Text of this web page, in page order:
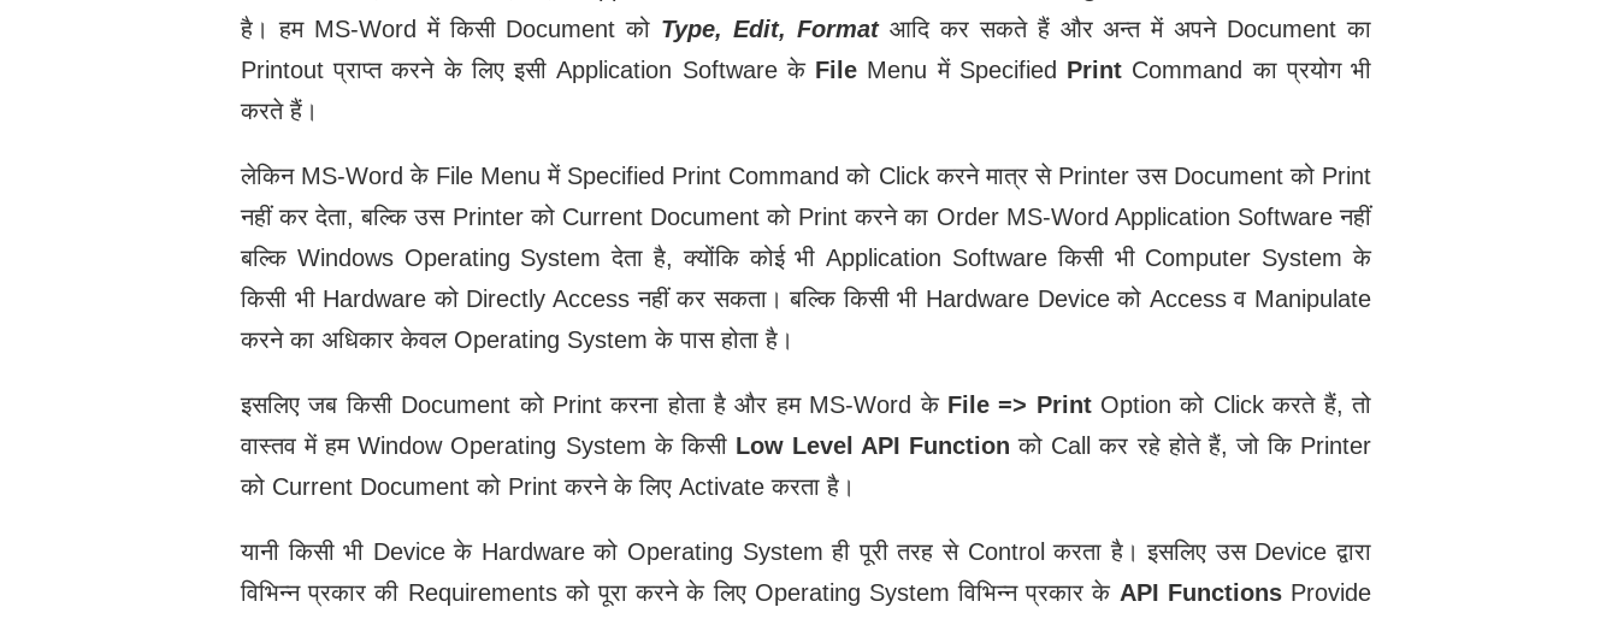
है। हम MS-Word में किसी Document को Type, Edit, Formatआदि कर सकते हैं और अन्त में अपने Document का
Printout प्राप्त करने के लिए इसी Application Software के File Menu में Specified Print Command का प्रयोग भी
करते हैं।
लेकिन MS-Word के File Menu में Specified Print Command को Click करने मात्र से Printer उस Document को Print
नहीं कर देता, बल्कि उस Printer को Current Document को Print करने का Order MS-Word Application Software नहीं
बल्कि Windows Operating System देता है, क्योंकि कोई भी Application Software किसी भी Computer System के
किसी भी Hardware को Directly Access नहीं कर सकता। बल्कि किसी भी Hardware Device को Access व Manipulate
करने का अधिकार केवल Operating System के पास होता है।
इसलिए जब किसी Document को Print करना होता है और हम MS-Word के File => PrintOption को Click करते हैं, तो
वास्तव में हम Window Operating System के किसी Low Level API Function को Call कर रहे होते हैं, जो कि Printer
को Current Document को Print करने के लिए Activate करता है।
यानी किसी भी Device के Hardware को Operating System ही पूरी तरह से Control करता है। इसलिए उस Device द्वारा
विभिन्न प्रकार की Requirements को पूरा करने के लिए Operating System विभिन्न प्रकार के API FunctionsProvide